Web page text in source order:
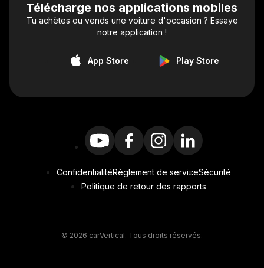
Télécharge nos applications mobiles
Tu achètes ou vends une voiture d'occasion ? Essaye
notre application !
App Store Play Store
ConfidentialitéRèglement de serviceSécurité
Politique de retour des rapports
© 2026 carVertical. Tous droits réservés.